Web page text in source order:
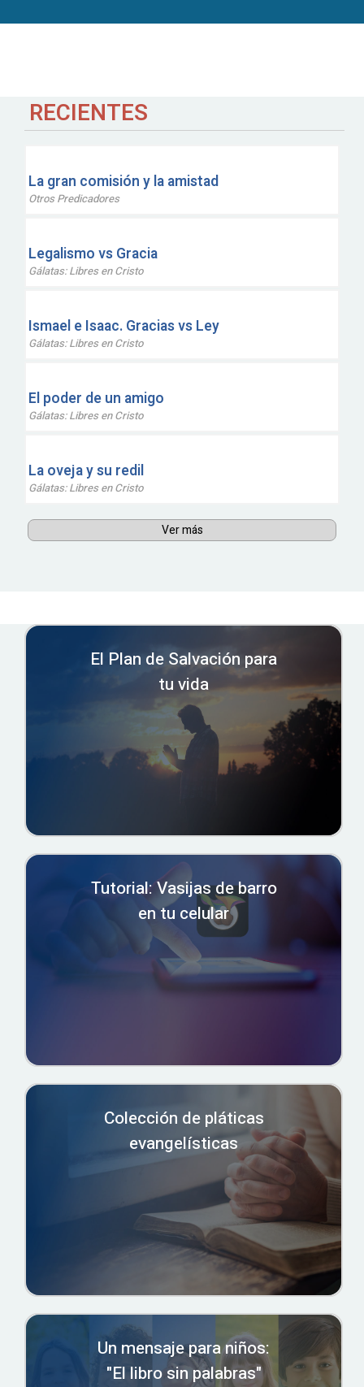
RECIENTES
La gran comisión y la amistad
Otros Predicadores
Legalismo vs Gracia
Gálatas: Libres en Cristo
Ismael e Isaac. Gracias vs Ley
Gálatas: Libres en Cristo
El poder de un amigo
Gálatas: Libres en Cristo
La oveja y su redil
Gálatas: Libres en Cristo
Ver más
El Plan de Salvación para
tu vida
Tutorial: Vasijas de barro
en tu celular
Colección de pláticas
evangelísticas
Un mensaje para niños:
"El libro sin palabras"